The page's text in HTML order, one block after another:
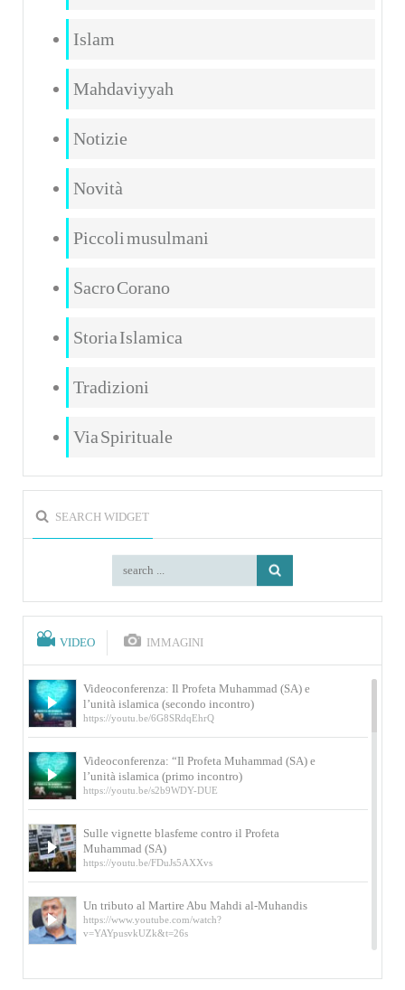
Islam
Mahdaviyyah
Notizie
Novità
Piccoli musulmani
Sacro Corano
Storia Islamica
Tradizioni
Via Spirituale
SEARCH WIDGET
VIDEO IMMAGINI
Videoconferenza: Il Profeta Muhammad (SA) e
l’unità islamica (secondo incontro)
https://youtu.be/6G8SRdqEhrQ
Videoconferenza: “Il Profeta Muhammad (SA) e
l’unità islamica (primo incontro)
https://youtu.be/s2b9WDY-DUE
Sulle vignette blasfeme contro il Profeta
Muhammad (SA)
https://youtu.be/FDuJs5AXXvs
Un tributo al Martire Abu Mahdi al-Muhandis
https://www.youtube.com/watch?
v=YAYpusvkUZk&t=26s
L’Abluzione rituale (wudu) secondo l’Imam Alì